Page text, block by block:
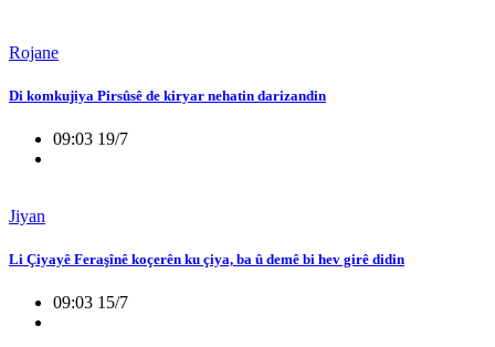
Rojane
Di komkujiya Pirsûsê de kiryar nehatin darizandin
09:03 19/7
Jiyan
Li Çiyayê Feraşînê koçerên ku çiya, ba û demê bi hev girê didin
09:03 15/7